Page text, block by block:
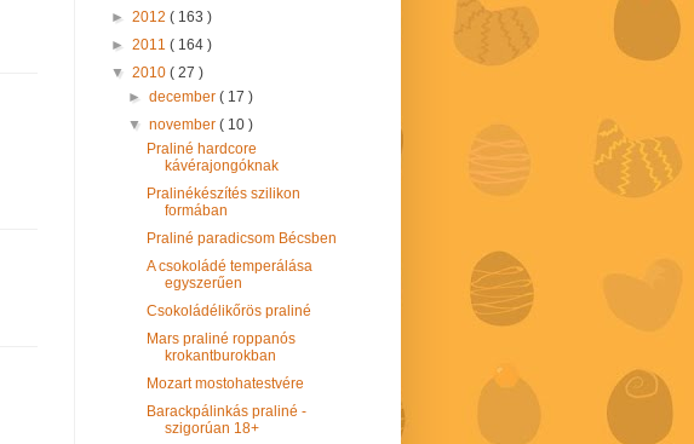
► 2012 ( 163 )
► 2011 ( 164 )
▼ 2010 ( 27 )
►december( 17 )
▼november( 10 )
Praliné hardcore
kávérajongóknak
Pralinékészítés szilikon
formában
Praliné paradicsom Bécsben
A csokoládé temperálása
egyszerűen
Csokoládélikőrös praliné
Mars praliné roppanós
krokantburokban
Mozart mostohatestvére
Barackpálinkás praliné -
szigorúan 18+